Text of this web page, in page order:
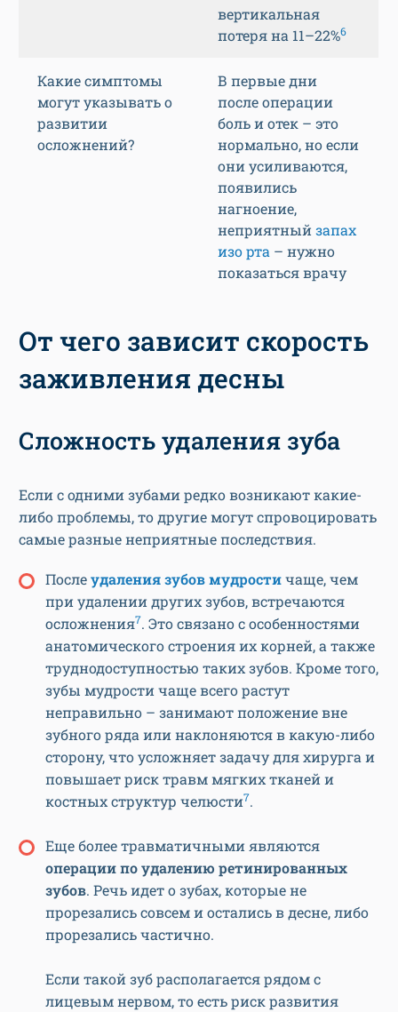
вертикальная
потеря на 11–22%6
Какие симптомы
могут указывать о
развитии
осложнений?
В первые дни
после операции
боль и отек – это
нормально, но если
они усиливаются,
появились
нагноение,
неприятныйзапах
изо рта – нужно
показаться врачу
От чего зависит скорость
заживления десны
Сложность удаления зуба
Если с одними зубами редко возникают какие-
либо проблемы, то другие могут спровоцировать
самые разные неприятные последствия.
Послеудаления зубов мудростичаще, чем
при удалении других зубов, встречаются
осложнения7. Это связано с особенностями
анатомического строения их корней, а также
труднодоступностью таких зубов. Кроме того,
зубы мудрости чаще всего растут
неправильно – занимают положение вне
зубного ряда или наклоняются в какую-либо
сторону, что усложняет задачу для хирурга и
повышает риск травм мягких тканей и
костных структур челюсти7.
Еще более травматичными являются
операции по удалению ретинированных
зубов. Речь идет о зубах, которые не
прорезались совсем и остались в десне, либо
прорезались частично.
Если такой зуб располагается рядом с
лицевым нервом, то есть риск развития